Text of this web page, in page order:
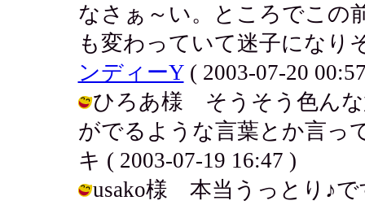
なさぁ～い。ところでこの
も変わっていて迷子にな
ンディーY( 2003-07-20
ひろあ様 そうそう色んな
がでるような言葉とか言っ
キ ( 2003-07-19 16:47 )
usako様 本当うっとり♪